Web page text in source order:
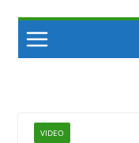
VIDEO